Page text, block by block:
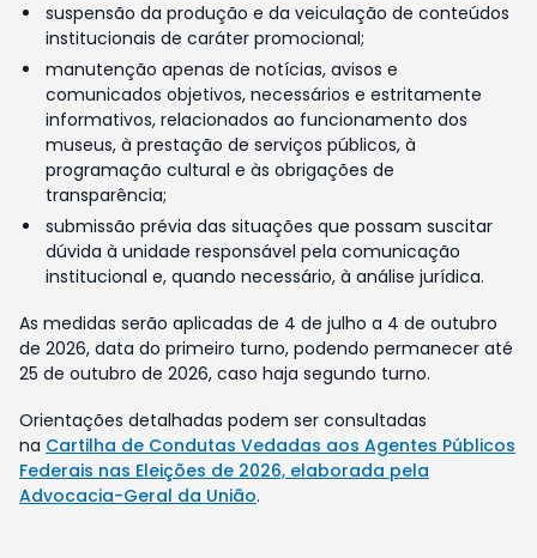
suspensão da produção e da veiculação de conteúdos
institucionais de caráter promocional;
manutenção apenas de notícias, avisos e
comunicados objetivos, necessários e estritamente
informativos, relacionados ao funcionamento dos
museus, à prestação de serviços públicos, à
programação cultural e às obrigações de
transparência;
submissão prévia das situações que possam suscitar
dúvida à unidade responsável pela comunicação
institucional e, quando necessário, à análise jurídica.
As medidas serão aplicadas de 4 de julho a 4 de outubro
de 2026, data do primeiro turno, podendo permanecer até
25 de outubro de 2026, caso haja segundo turno.
Orientações detalhadas podem ser consultadas
na Cartilha de Condutas Vedadas aos Agentes Públicos
Federais nas Eleições de 2026, elaborada pela
Advocacia-Geral da União.